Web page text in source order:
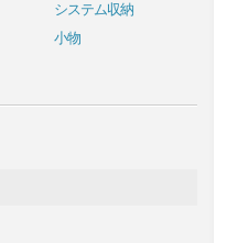
システム収納
小物